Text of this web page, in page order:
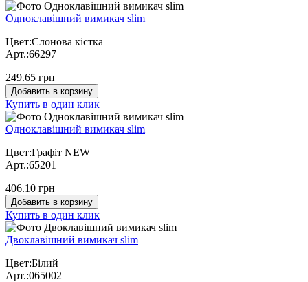
Одноклавішний вимикач slim
Цвет:Слонова кістка
Арт.:66297
249.65 грн
Добавить в корзину
Купить в один клик
Одноклавішний вимикач slim
Цвет:Графіт NEW
Арт.:65201
406.10 грн
Добавить в корзину
Купить в один клик
Двоклавішний вимикач slim
Цвет:Білий
Арт.:065002